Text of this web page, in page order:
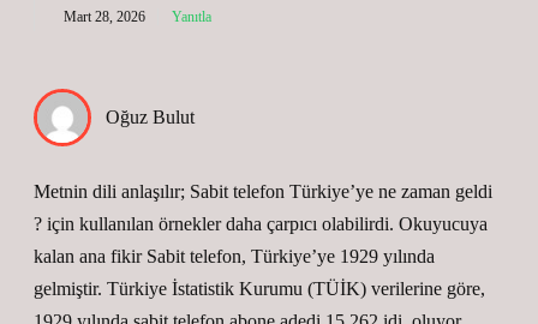
Mart 28, 2026 Yanıtla
Oğuz Bulut
Metnin dili anlaşılır; Sabit telefon Türkiye’ye ne zaman geldi
? için kullanılan örnekler daha çarpıcı olabilirdi. Okuyucuya
kalan ana fikir Sabit telefon, Türkiye’ye 1929 yılında
gelmiştir. Türkiye İstatistik Kurumu (TÜİK) verilerine göre,